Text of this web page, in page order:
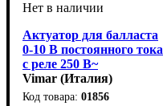
Актуатор для балласта
0-10 В постоянного тока
с реле 250 В~
Vimar (Италия)
01856